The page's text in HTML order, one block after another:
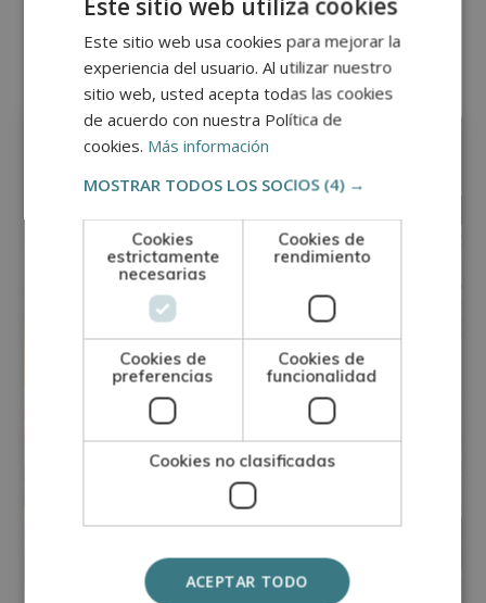
Otras titulaciones
Artes Gráficas - Encuadernación
Imágenes y Diseño de Elementos
Este sitio web usa cookies para mejorar la
experiencia del usuario. Al utilizar nuestro
sitio web, usted acepta todas las cookies
de acuerdo con nuestra Política de
cookies. Más información
MOSTRAR TODOS LOS SOCIOS (4) →
Cookies
estrictamente
necesarias
Cookies de
rendimiento
Cookies de
preferencias
Cookies de
funcionalidad
Cookies no clasificadas
ACEPTAR TODO